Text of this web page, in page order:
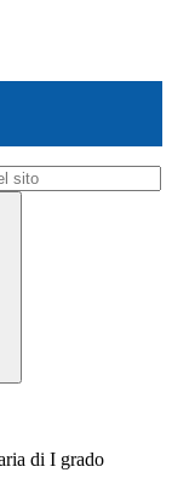
di I grado